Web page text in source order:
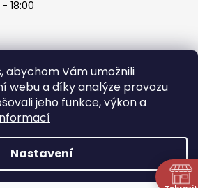
abychom Vám umožnili
webu a díky analýze provozu
jeho funkce, výkon a
Nastavení
18:00